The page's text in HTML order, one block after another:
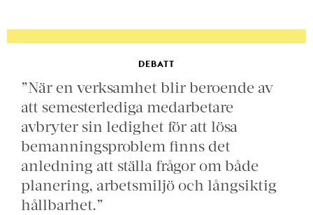
DEBATT
”När en verksamhet blir beroende av
att semesterlediga medarbetare
avbryter sin ledighet för att lösa
bemanningsproblem finns det
anledning att ställa frågor om både
planering, arbetsmiljö och långsiktig
hållbarhet.”